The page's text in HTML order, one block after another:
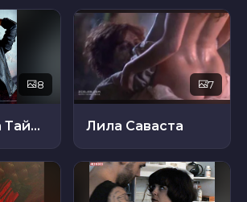
8
Александра Тайлер
7
Лила Саваста